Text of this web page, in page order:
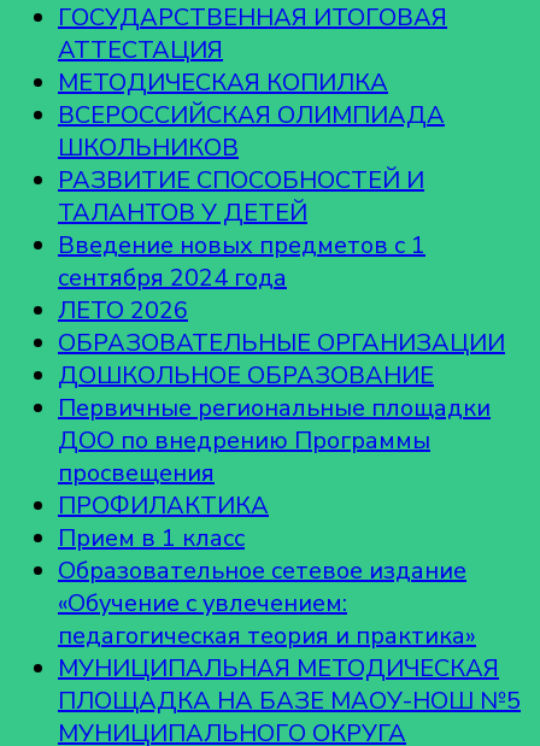
ГОСУДАРСТВЕННАЯ ИТОГОВАЯ
АТТЕСТАЦИЯ
МЕТОДИЧЕСКАЯ КОПИЛКА
ВСЕРОССИЙСКАЯ ОЛИМПИАДА
ШКОЛЬНИКОВ
РАЗВИТИЕ СПОСОБНОСТЕЙ И
ТАЛАНТОВ У ДЕТЕЙ
Введение новых предметов с 1
сентября 2024 года
ЛЕТО 2026
ОБРАЗОВАТЕЛЬНЫЕ ОРГАНИЗАЦИИ
ДОШКОЛЬНОЕ ОБРАЗОВАНИЕ
Первичные региональные площадки
ДОО по внедрению Программы
просвещения
ПРОФИЛАКТИКА
Прием в 1 класс
Образовательное сетевое издание
«Обучение с увлечением:
педагогическая теория и практика»
МУНИЦИПАЛЬНАЯ МЕТОДИЧЕСКАЯ
ПЛОЩАДКА НА БАЗЕ МАОУ-НОШ №5
МУНИЦИПАЛЬНОГО ОКРУГА